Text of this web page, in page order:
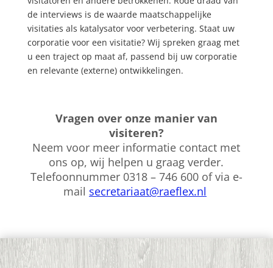
de interviews is de waarde maatschappelijke
visitaties als katalysator voor verbetering. Staat uw
corporatie voor een visitatie? Wij spreken graag met
u een traject op maat af, passend bij uw corporatie
en relevante (externe) ontwikkelingen.
Vragen over onze manier van
visiteren?
Neem voor meer informatie contact met
ons op, wij helpen u graag verder.
Telefoonnummer 0318 – 746 600 of via e-
mail secretariaat@raeflex.nl